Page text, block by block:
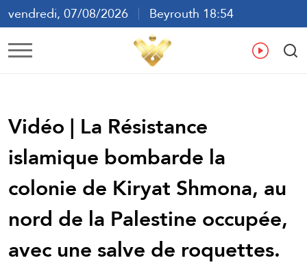
vendredi, 07/08/2026
Beyrouth 18:54
ع
Vidéo | La Résistance
islamique bombarde la
colonie de Kiryat Shmona, au
nord de la Palestine occupée,
avec une salve de roquettes.